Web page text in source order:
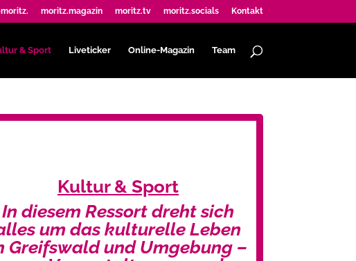
moritz.magazin moritz.tv moritz.socials Kontakt
& Sport Liveticker Online-Magazin Team
Kultur & Sport
In diesem Ressort dreht sich
um das kulturelle Leben
Greifswald und Umgebung –